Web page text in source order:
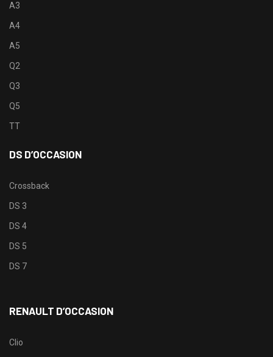
A3
A4
A5
Q2
Q3
Q5
TT
DS D’OCCASION
Crossback
DS 3
DS 4
DS 5
DS 7
RENAULT D’OCCASION
Clio